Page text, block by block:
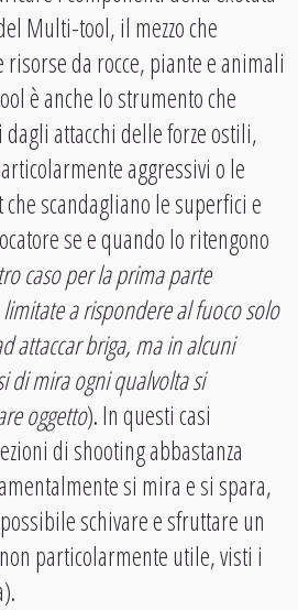
Multi-tool, il mezzo che
da rocce, piante e animali
è anche lo strumento che
attacchi delle forze ostili,
aggressivi o le
scandagliano le superfici e
se e quando lo ritengono
caso per la prima parte
limitate a rispondere al fuoco solo
attaccar briga, ma in alcuni
di mira ogni qualvolta si
oggetto). In questi casi
di shooting abbastanza
si mira e si spara,
schivare e sfruttare un
particolarmente utile, visti i